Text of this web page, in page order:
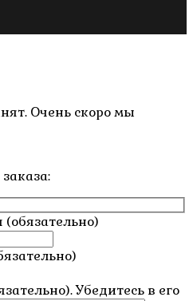
Очень скоро мы
Убедитесь в его